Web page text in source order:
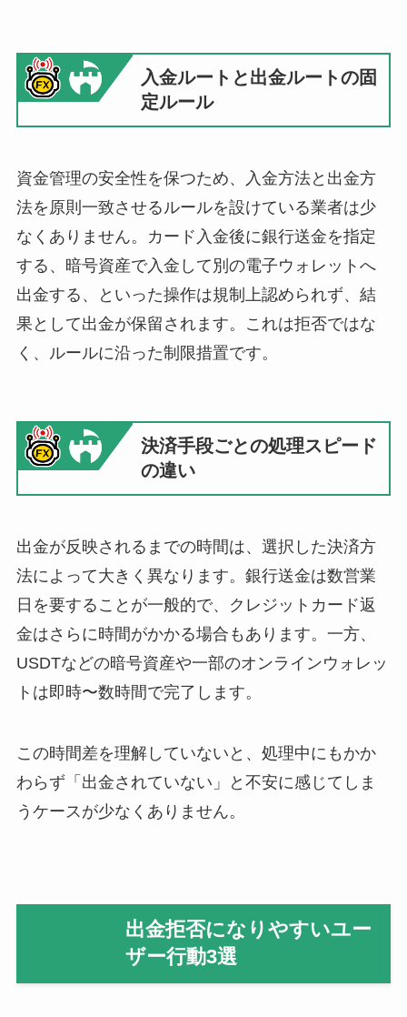
入金ルートと出金ルートの固
定ルール
資金管理の安全性を保つため、入金方法と出金方
法を原則一致させるルールを設けている業者は少
なくありません。カード入金後に銀行送金を指定
する、暗号資産で入金して別の電子ウォレットへ
出金する、といった操作は規制上認められず、結
果として出金が保留されます。これは拒否ではな
く、ルールに沿った制限措置です。
決済手段ごとの処理スピード
の違い
出金が反映されるまでの時間は、選択した決済方
法によって大きく異なります。銀行送金は数営業
日を要することが一般的で、クレジットカード返
金はさらに時間がかかる場合もあります。一方、
USDTなどの暗号資産や一部のオンラインウォレッ
トは即時〜数時間で完了します。
この時間差を理解していないと、処理中にもかか
わらず「出金されていない」と不安に感じてしま
うケースが少なくありません。
出金拒否になりやすいユー
ザー行動3選